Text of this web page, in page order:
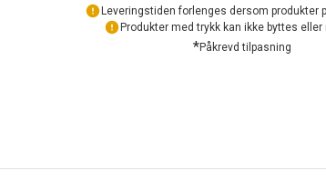
Leveringstiden forlenges dersom produkter
Produkter med trykk kan ikke byttes eller
*Påkrevd tilpasning